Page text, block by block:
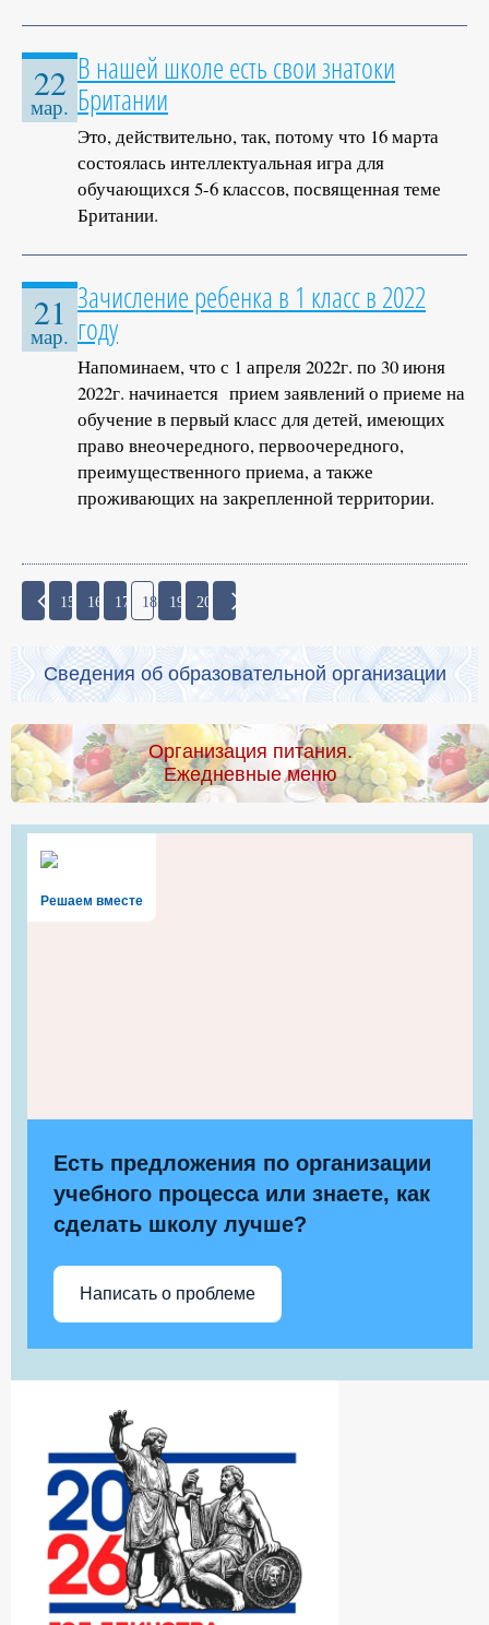
22
мар.
В нашей школе есть свои знатоки
Британии
Это, действительно, так, потому что 16 марта
состоялась интеллектуальная игра для
обучающихся 5-6 классов, посвященная теме
Британии.
21
мар.
Зачисление ребенка в 1 класс в 2022
году
Напоминаем, что с 1 апреля 2022г. по 30 июня
2022г. начинается прием заявлений о приеме на
обучение в первый класс для детей, имеющих
право внеочередного, первоочередного,
преимущественного приема, а также
проживающих на закрепленной территории.
15 16 17 18 19 20
Сведения об образовательной организации
Организация питания.
Ежедневные меню
Решаем вместе
Есть предложения по организации
учебного процесса или знаете, как
сделать школу лучше?
Написать о проблеме